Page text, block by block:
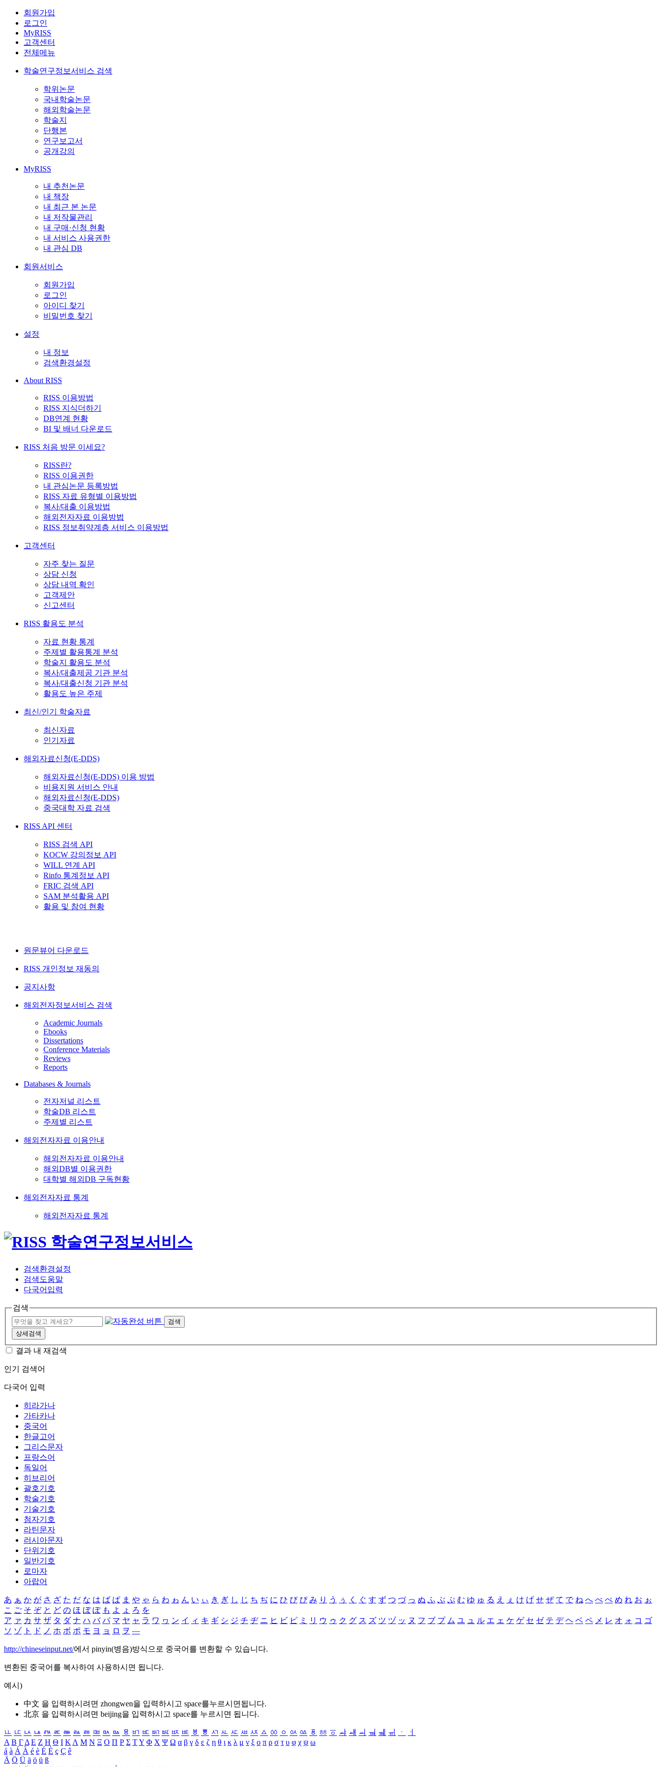
회원가입
로그인
MyRISS
고객센터
전체메뉴
학술연구정보서비스 검색
학위논문
국내학술논문
해외학술논문
학술지
단행본
연구보고서
공개강의
MyRISS
내 추천논문
내 책장
내 최근 본 논문
내 저작물관리
내 구매·신청 현황
내 서비스 사용권한
내 관심 DB
회원서비스
회원가입
로그인
아이디 찾기
비밀번호 찾기
설정
내 정보
검색환경설정
About RISS
RISS 이용방법
RISS 지식더하기
DB연계 현황
BI 및 배너 다운로드
RISS 처음 방문 이세요?
RISS란?
RISS 이용권한
내 관심논문 등록방법
RISS 자료 유형별 이용방법
복사/대출 이용방법
해외전자자료 이용방법
RISS 정보취약계층 서비스 이용방법
고객센터
자주 찾는 질문
상담 신청
상담 내역 확인
고객제안
신고센터
RISS 활용도 분석
자료 현황 통계
주제별 활용통계 분석
학술지 활용도 분석
복사/대출제공 기관 분석
복사/대출신청 기관 분석
활용도 높은 주제
최신/인기 학술자료
최신자료
인기자료
해외자료신청(E-DDS)
해외자료신청(E-DDS) 이용 방법
비용지원 서비스 안내
해외자료신청(E-DDS)
중국대학 자료 검색
RISS API 센터
RISS 검색 API
KOCW 강의정보 API
WILL 연계 API
Rinfo 통계정보 API
FRIC 검색 API
SAM 분석활용 API
활용 및 참여 현황
원문뷰어 다운로드
RISS 개인정보 재동의
공지사항
해외전자정보서비스 검색
Academic Journals
Ebooks
Dissertations
Conference Materials
Reviews
Reports
Databases & Journals
전자저널 리스트
학술DB 리스트
주제별 리스트
해외전자자료 이용안내
해외전자자료 이용안내
해외DB별 이용권한
대학별 해외DB 구독현황
해외전자자료 통계
해외전자자료 통계
검색환경설정
검색도움말
다국어입력
검색
검색
상세검색
결과 내 재검색
인기 검색어
다국어 입력
히라가나
가타카나
중국어
한글고어
그리스문자
프랑스어
독일어
히브리어
괄호기호
학술기호
기술기호
첨자기호
라틴문자
러시아문자
단위기호
일반기호
로마자
아랍어
あ ぁ か が さ ざ た だ な は ば ぱ ま や ゃ ら わ ゎ ん い ぃ き ぎ し じ ち ぢ に ひ び ぴ み り う ぅ く ぐ す ず つ づ っ ぬ ふ ぶ ぷ む ゆ ゅ る え ぇ け げ せ ぜ て で ね へ べ ぺ め れ お ぉ
こ ご そ ぞ と ど の ほ ぼ ぽ も よ ょ ろ を
ア ァ カ サ ザ タ ダ ナ ハ バ パ マ ヤ ャ ラ ワ ヮ ン イ ィ キ ギ シ ジ チ ヂ ニ ヒ ビ ピ ミ リ ウ ゥ ク グ ス ズ ツ ヅ ッ ヌ フ ブ プ ム ユ ュ ル エ ェ ケ ゲ セ ゼ テ デ ヘ ベ ペ メ レ オ ォ コ ゴ
ソ ゾ ト ド ノ ホ ボ ポ モ ヨ ョ ロ ヲ ―
http://chineseinput.net/에서 pinyin(병음)방식으로 중국어를 변환할 수 있습니다.
변환된 중국어를 복사하여 사용하시면 됩니다.
예시)
中文 을 입력하시려면 zhongwen을 입력하시고 space를누르시면됩니다.
北京 을 입력하시려면 beijing을 입력하시고 space를 누르시면 됩니다.
ㅥ ㅦ ㅧ ㅨ ㅩ ㅪ ㅫ ㅬ ㅭ ㅮ ㅯ ㅰ ㅱ ㅲ ㅳ ㅴ ㅵ ㅶ ㅷ ㅸ ㅹ ㅺ ㅻ ㅼ ㅽ ㅾ ㅿ ㆀ ㆁ ㆂ ㆃ ㆄ ㆅ ㆆ ㆇ ㆈ ㆉ ㆊ ㆋ ㆌ ㆍ
ㆎ
Α Β ΓΔ Ε Ζ Η Θ Ι ΚΛ Μ Ν Ξ Ο Π Ρ Σ ΤΥ Φ Χ Ψ Ω α β γ δ ε ζ η θ ι κ λ μ ν ξ ο π ρ σ τ υ φ χ ψ ω
á à Á À é è É È ç Ç ê
Ä Ö Ü ä ö ü ß